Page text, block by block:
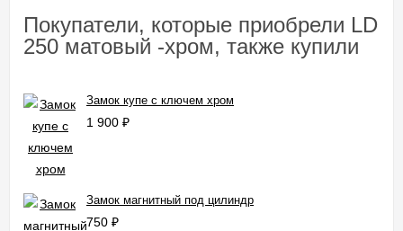
Покупатели, которые приобрели LD
250 матовый -хром, также купили
Замок купе с ключем хром
1 900 ₽
Замок магнитный под цилиндр
750 ₽